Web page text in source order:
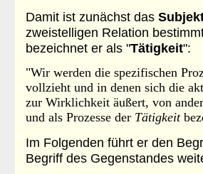
Damit ist zunächst das
zweistelligen Relation
bezeichnet er als "Tätigkeit":
"Wir werden die spezifischen
vollzieht und in denen sich die
zur Wirklichkeit äußert, von
und als Prozesse der Tätigkeit
Im Folgenden führt er den
Begriff des Gegenstandes